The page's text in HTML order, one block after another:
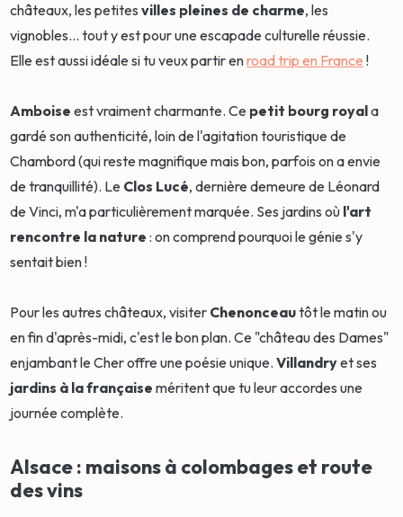
châteaux, les petitesvilles pleines de charme, les
vignobles... tout y est pour une escapade culturelle réussie.
Elle est aussi idéale si tu veux partir enroad trip en France !
Amboise est vraiment charmante. Ce petit bourg royala
gardé son authenticité, loin de l'agitation touristique de
Chambord (qui reste magnifique mais bon, parfois on a envie
de tranquillité). Le Clos Lucé, dernière demeure de Léonard
de Vinci, m'a particulièrement marquée. Ses jardins où l'art
rencontre la nature : on comprend pourquoi le génie s'y
sentait bien !
Pour les autres châteaux, visiter Chenonceautôt le matin ou
en fin d'après-midi, c'est le bon plan. Ce "château des Dames"
enjambant le Cher offre une poésie unique.Villandryet ses
jardins à la française méritent que tu leur accordes une
journée complète.
Alsace : maisons à colombages et route
des vins